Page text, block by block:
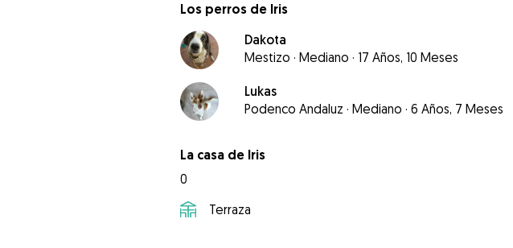
Los perros de Iris
Dakota
Mestizo · Mediano · 17 Años, 10 Meses
Lukas
Podenco Andaluz · Mediano · 6 Años, 7 Meses
La casa de Iris
0
Terraza